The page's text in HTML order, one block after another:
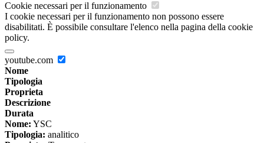
Cookie necessari per il funzionamento
I cookie necessari per il funzionamento non possono essere
disabilitati. È possibile consultare l'elenco nella pagina della cookie
policy.
youtube.com
Nome
Tipologia
Proprieta
Descrizione
Durata
Nome: YSC
Tipologia: analitico